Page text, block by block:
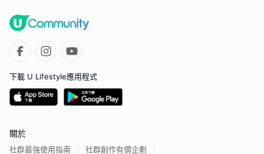
下載 U Lifestyle應用程式
關於
社群最強使用指南 社群創作有價企劃